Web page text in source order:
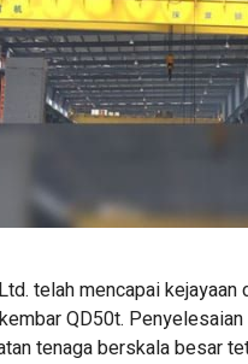
telah mencapai
QD50t.
tenaga berskala besar